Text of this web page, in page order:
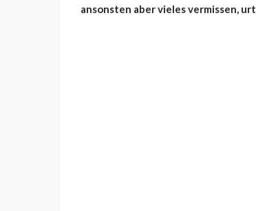
ansonsten aber vieles vermissen,